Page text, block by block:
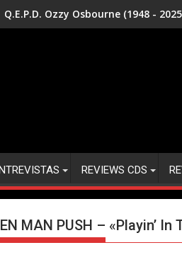
Q.E.P.D. Ozzy Osbourne (1948 -
REVIEWS CDS
MAN PUSH – «Playin’ In